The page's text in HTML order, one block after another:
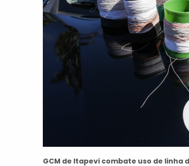
GCM de Itapevi combate uso de linha